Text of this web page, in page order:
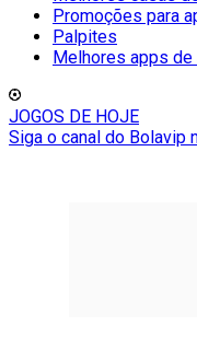
Promoções para
Palpites
Melhores apps
JOGOS DE HOJE
Siga o canal do Bolavip